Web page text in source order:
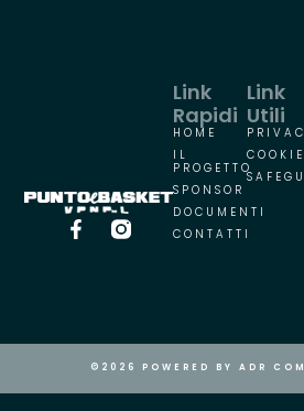
Link
Utili
Link
Rapidi
HOME
IL
PROGETTO
SPONSOR
DOCUMENTI
CONTATTI
©2026 POWERED BY ADR